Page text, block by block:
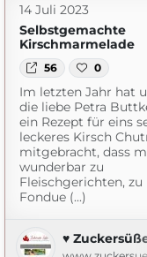
14 Juli 2023
Selbstgemachte
Kirschmarmelade
56 0
Im letzten Jahr hat
die liebe Petra
ein Rezept für eins
leckeres Kirsch
mitgebracht, dass
wunderbar zu
Fleischgerichten, zu
Fondue (...)
♥